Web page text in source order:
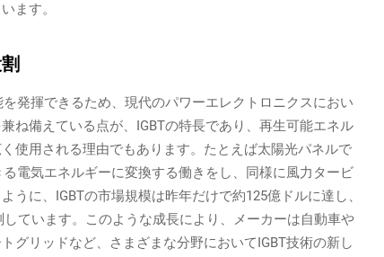
ます。
発揮できるため、現代のパワーエレクトロニクスにおい
ね備えている点が、IGBTの特長であり、再生可能エネル
使用される理由でもあります。たとえば太陽光パネルで
電気エネルギーに変換する働きをし、同様に風力タービ
うに、IGBTの市場規模は昨年だけで約125億ドルに達し、
ています。このような成長により、メーカーは自動車や
グリッドなど、さまざまな分野においてIGBT技術の新し